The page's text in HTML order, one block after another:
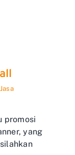
Jasa
promosi
yang